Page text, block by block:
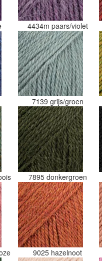
4434m paars/violet
7139 grijs/groen
7895 donkergroen
9025 hazelnoot